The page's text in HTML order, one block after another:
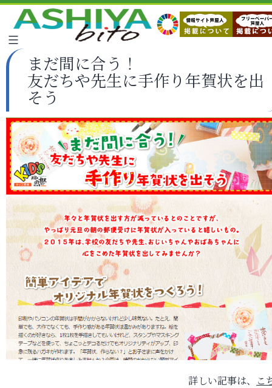
まだ間に合う！
友だちや先生に手作り年賀状を出
そう
詳しい記事は、 こ